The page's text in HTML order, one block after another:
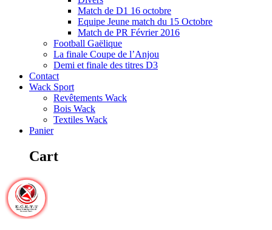
Match de D1 16 octobre
Equipe Jeune match du 15 Octobre
Match de PR Février 2016
Football Gaëlique
La finale Coupe de l’Anjou
Demi et finale des titres D3
Contact
Wack Sport
Revêtements Wack
Bois Wack
Textiles Wack
Panier
Cart